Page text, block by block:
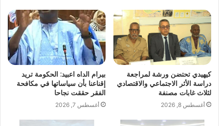
كيهيدي تحتضن ورشة لمراجعة
دراسة الأثر الاجتماعي والاقتصادي
لثلاث غابات مصنفة
أغسطس 8, 2026
بيرام الداه اعبيد: الحكومة تريد
إقناعنا بأن سياساتها في مكافحة
الفقر حققت نجاحا
أغسطس 7, 2026